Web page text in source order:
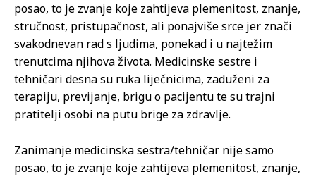
posao, to je zvanje koje zahtijeva plemenitost, znanje,
stručnost, pristupačnost, ali ponajviše srce jer znači
svakodnevan rad s ljudima, ponekad i u najtežim
trenutcima njihova života. Medicinske sestre i
tehničari desna su ruka liječnicima, zaduženi za
terapiju, previjanje, brigu o pacijentu te su trajni
pratitelji osobi na putu brige za zdravlje.
Zanimanje medicinska sestra/tehničar nije samo
posao, to je zvanje koje zahtijeva plemenitost, znanje,